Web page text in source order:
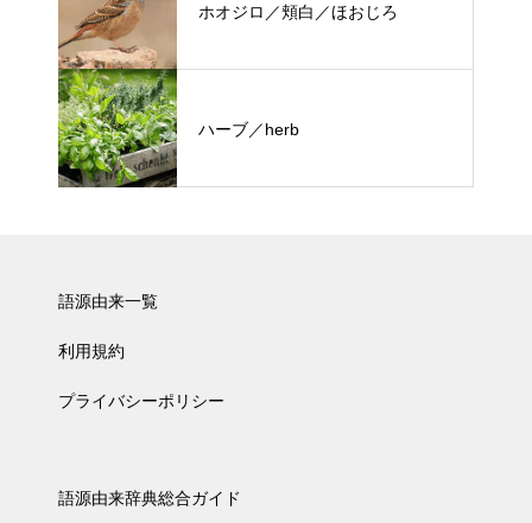
ホオジロ／頬白／ほおじろ
ハーブ／herb
語源由来一覧
利用規約
プライバシーポリシー
語源由来辞典総合ガイド